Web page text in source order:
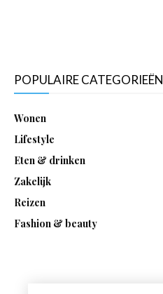
POPULAIRE CATEGORIEËN
Wonen
Lifestyle
Eten & drinken
Zakelijk
Reizen
Fashion & beauty